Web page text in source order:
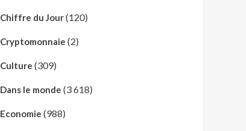
Chiffre du Jour(120)
Cryptomonnaie (2)
Culture (309)
Dans le monde (3 618)
Economie (988)